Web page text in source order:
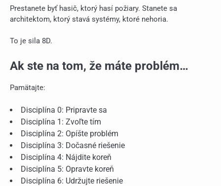
Prestanete byť hasič, ktorý hasí požiary. Stanete sa
architektom, ktorý stavá systémy, ktoré nehoria.
To je sila 8D.
Ak ste na tom, že máte problém…
Pamätajte:
Disciplína 0: Pripravte sa
Disciplína 1: Zvoľte tím
Disciplína 2: Opíšte problém
Disciplína 3: Dočasné riešenie
Disciplína 4: Nájdite koreň
Disciplína 5: Opravte koreň
Disciplína 6: Udržujte riešenie